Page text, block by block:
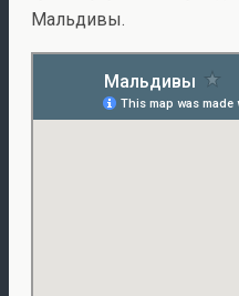
Мальдивы.